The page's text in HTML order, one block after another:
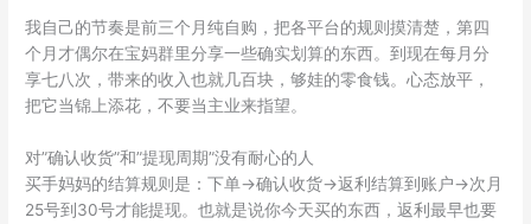
我自己的节奏是前三个月纯自购，把各平台的规则摸清楚，第四
个月才偶尔在宝妈群里分享一些确实划算的东西。到现在每月分
享七八次，带来的收入也就几百块，够娃的零食钱。心态放平，
把它当锦上添花，不要当主业来指望。
对”确认收货”和”提现周期”没有耐心的人
买手妈妈的结算规则是：下单→确认收货→返利结算到账户→次月
25号到30号才能提现。也就是说你今天买的东西，返利最早也要